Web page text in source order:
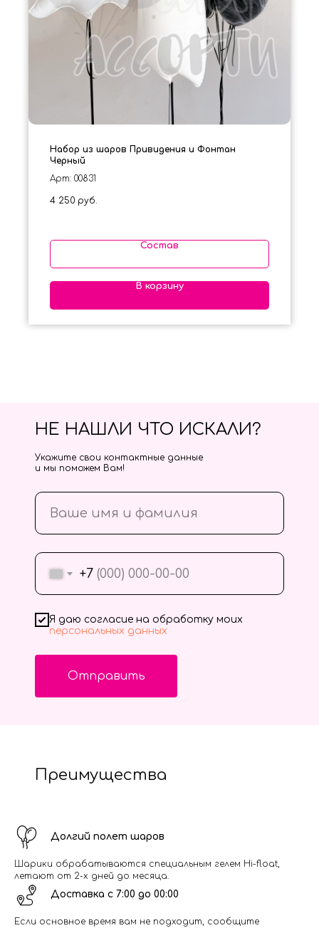
Набор из шаров Привидения и Фонтан
Черный
Арт: 00831
4 250 руб.
Состав
В корзину
+7
Я даю согласие на обработку моих
персональных данных
Отправить
НЕ НАШЛИ ЧТО ИСКАЛИ?
Укажите свои контактные данные
и мы поможем Вам!
Преимущества
Долгий полет шаров
Шарики обрабатываются специальным гелем Hi-float,
летают от 2-х дней до месяца.
Доставка с 7:00 до 00:00
Если основное время вам не подходит, сообщите